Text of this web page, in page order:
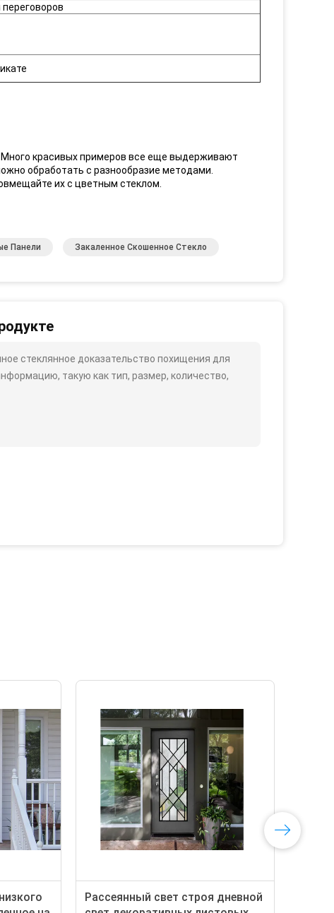
Много красивых примеров все еще выдерживают
обработать с разнообразие методами.
их с цветным стеклом.
Панели Закаленное Скошенное Стекло
стеклянное доказательство похищения для
такую ​​как тип, размер, количество,
Рассеянный свет строя дневной